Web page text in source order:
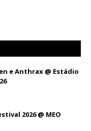
e Anthrax @ Estádio
2026 @ MEO